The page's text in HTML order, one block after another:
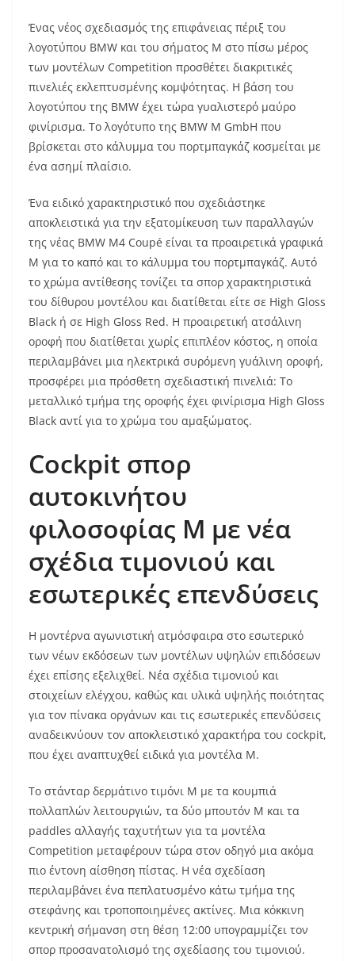
Ένας νέος σχεδιασμός της επιφάνειας πέριξ του
λογοτύπου BMW και του σήματος M στο πίσω μέρος
των μοντέλων Competition προσθέτει διακριτικές
πινελιές εκλεπτυσμένης κομψότητας. Η βάση του
λογοτύπου της BMW έχει τώρα γυαλιστερό μαύρο
φινίρισμα. Το λογότυπο της BMW M GmbH που
βρίσκεται στο κάλυμμα του πορτμπαγκάζ κοσμείται με
ένα ασημί πλαίσιο.
Ένα ειδικό χαρακτηριστικό που σχεδιάστηκε
αποκλειστικά για την εξατομίκευση των παραλλαγών
της νέας BMW M4 Coupé είναι τα προαιρετικά γραφικά
M για το καπό και το κάλυμμα του πορτμπαγκάζ. Αυτό
το χρώμα αντίθεσης τονίζει τα σπορ χαρακτηριστικά
του δίθυρου μοντέλου και διατίθεται είτε σε High Gloss
Black ή σε High Gloss Red. Η προαιρετική ατσάλινη
οροφή που διατίθεται χωρίς επιπλέον κόστος, η οποία
περιλαμβάνει μια ηλεκτρικά συρόμενη γυάλινη οροφή,
προσφέρει μια πρόσθετη σχεδιαστική πινελιά: Το
μεταλλικό τμήμα της οροφής έχει φινίρισμα High Gloss
Black αντί για το χρώμα του αμαξώματος.
Cockpit σπορ
αυτοκινήτου
φιλοσοφίας Μ με νέα
σχέδια τιμονιού και
εσωτερικές επενδύσεις
Η μοντέρνα αγωνιστική ατμόσφαιρα στο εσωτερικό
των νέων εκδόσεων των μοντέλων υψηλών επιδόσεων
έχει επίσης εξελιχθεί. Νέα σχέδια τιμονιού και
στοιχείων ελέγχου, καθώς και υλικά υψηλής ποιότητας
για τον πίνακα οργάνων και τις εσωτερικές επενδύσεις
αναδεικνύουν τον αποκλειστικό χαρακτήρα του cockpit,
που έχει αναπτυχθεί ειδικά για μοντέλα M.
Το στάνταρ δερμάτινο τιμόνι M με τα κουμπιά
πολλαπλών λειτουργιών, τα δύο μπουτόν M και τα
paddles αλλαγής ταχυτήτων για τα μοντέλα
Competition μεταφέρουν τώρα στον οδηγό μια ακόμα
πιο έντονη αίσθηση πίστας. Η νέα σχεδίαση
περιλαμβάνει ένα πεπλατυσμένο κάτω τμήμα της
στεφάνης και τροποποιημένες ακτίνες. Μια κόκκινη
κεντρική σήμανση στη θέση 12:00 υπογραμμίζει τον
σπορ προσανατολισμό της σχεδίασης του τιμονιού.